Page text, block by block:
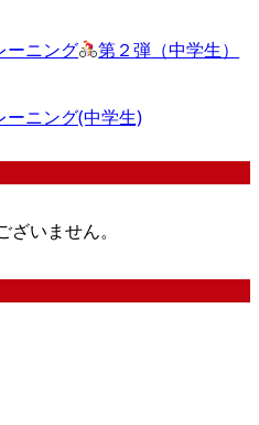
ーニング 第２弾（中学生）
ーニング(中学生)
ざいません。